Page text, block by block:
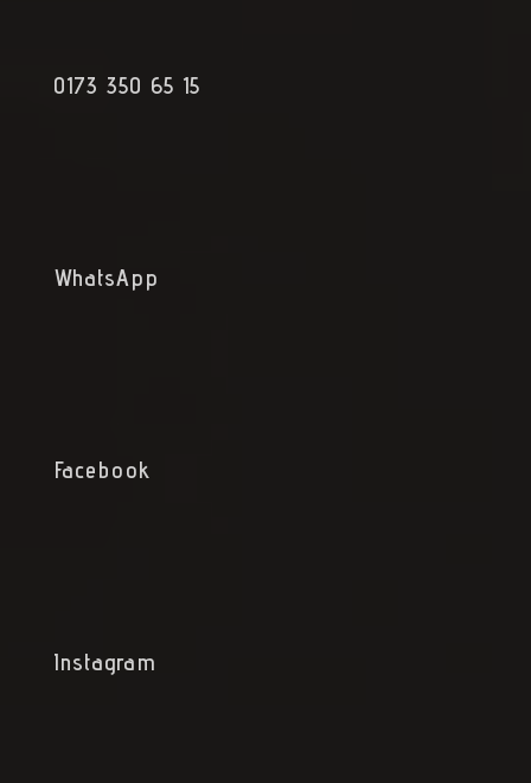
0173 350 65 15
WhatsApp
Facebook
Instagram